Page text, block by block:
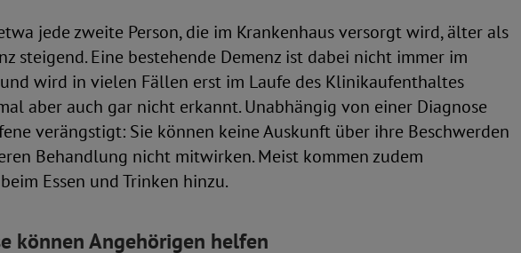
jede zweite Person, die im Krankenhaus versorgt wird, älter als
steigend. Eine bestehende Demenz ist dabei nicht immer im
wird in vielen Fällen erst im Laufe des Klinikaufenthaltes
aber auch gar nicht erkannt. Unabhängig von einer Diagnose
verängstigt: Sie können keine Auskunft über ihre Beschwerden
Behandlung nicht mitwirken. Meist kommen zudem
Essen und Trinken hinzu.
können Angehörigen helfen